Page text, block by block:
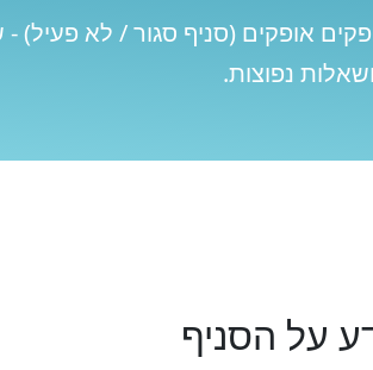
אופקים (סניף סגור / לא פעיל)
ושאלות נפוצות.
על הסניף